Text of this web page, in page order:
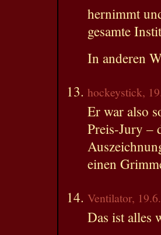
hernimmt
gesamte
In anderen
hockeystick,
Er war also
Preis-Jury –
einen
Ventilator,
Das ist alles